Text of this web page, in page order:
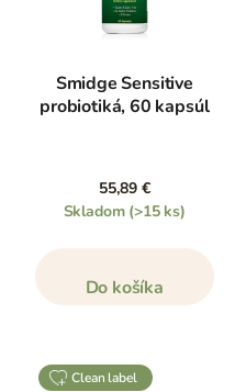
Smidge Sensitive
probiotiká, 60 kapsúl
55,89 €
Skladom (>15 ks)
Do košíka
clean label